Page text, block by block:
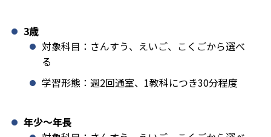
3歳
対象科目：さんすう、えいご、こくごから選べ
る
学習形態：週2回通室、1教科につき30分程度
年少〜年長